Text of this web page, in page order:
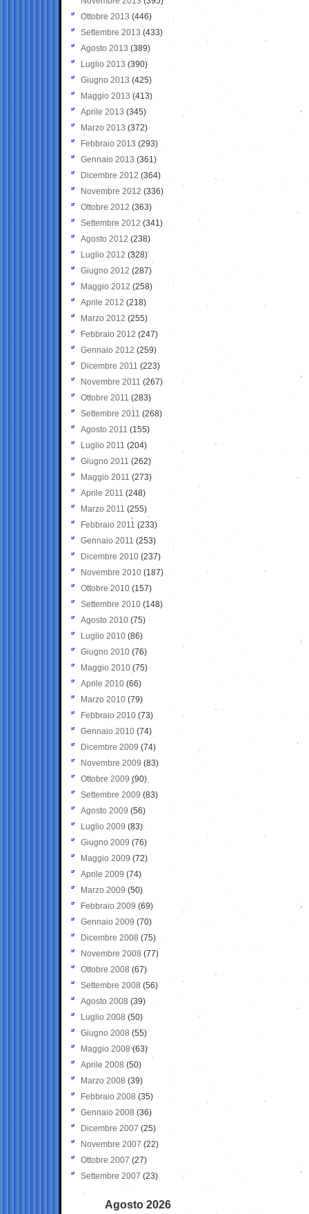
Ottobre 2013 (446)
Settembre 2013 (433)
Agosto 2013 (389)
Luglio 2013 (390)
Giugno 2013 (425)
Maggio 2013 (413)
Aprile 2013 (345)
Marzo 2013 (372)
Febbraio 2013 (293)
Gennaio 2013 (361)
Dicembre 2012 (364)
Novembre 2012 (336)
Ottobre 2012 (363)
Settembre 2012 (341)
Agosto 2012 (238)
Luglio 2012 (328)
Giugno 2012 (287)
Maggio 2012 (258)
Aprile 2012 (218)
Marzo 2012 (255)
Febbraio 2012 (247)
Gennaio 2012 (259)
Dicembre 2011 (223)
Novembre 2011 (267)
Ottobre 2011 (283)
Settembre 2011 (268)
Agosto 2011 (155)
Luglio 2011 (204)
Giugno 2011 (262)
Maggio 2011 (273)
Aprile 2011 (248)
Marzo 2011 (255)
Febbraio 2011 (233)
Gennaio 2011 (253)
Dicembre 2010 (237)
Novembre 2010 (187)
Ottobre 2010 (157)
Settembre 2010 (148)
Agosto 2010 (75)
Luglio 2010 (86)
Giugno 2010 (76)
Maggio 2010 (75)
Aprile 2010 (66)
Marzo 2010 (79)
Febbraio 2010 (73)
Gennaio 2010 (74)
Dicembre 2009 (74)
Novembre 2009 (83)
Ottobre 2009 (90)
Settembre 2009 (83)
Agosto 2009 (56)
Luglio 2009 (83)
Giugno 2009 (76)
Maggio 2009 (72)
Aprile 2009 (74)
Marzo 2009 (50)
Febbraio 2009 (69)
Gennaio 2009 (70)
Dicembre 2008 (75)
Novembre 2008 (77)
Ottobre 2008 (67)
Settembre 2008 (56)
Agosto 2008 (39)
Luglio 2008 (50)
Giugno 2008 (55)
Maggio 2008(63)
Aprile 2008 (50)
Marzo 2008 (39)
Febbraio 2008 (35)
Gennaio 2008 (36)
Dicembre 2007 (25)
Novembre 2007 (22)
Ottobre 2007 (27)
Settembre 2007 (23)
Agosto 2026